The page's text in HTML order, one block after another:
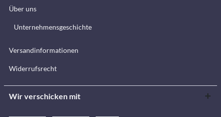
Über uns
Unternehmensgeschichte
Versandinformationen
Widerrufsrecht
Wir verschicken mit